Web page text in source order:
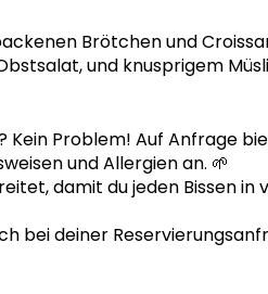
Brötchen und
und knusprigem
Problem! Auf Anfrage
und Allergien an. 🌱
damit du jeden Bissen in
bei deiner